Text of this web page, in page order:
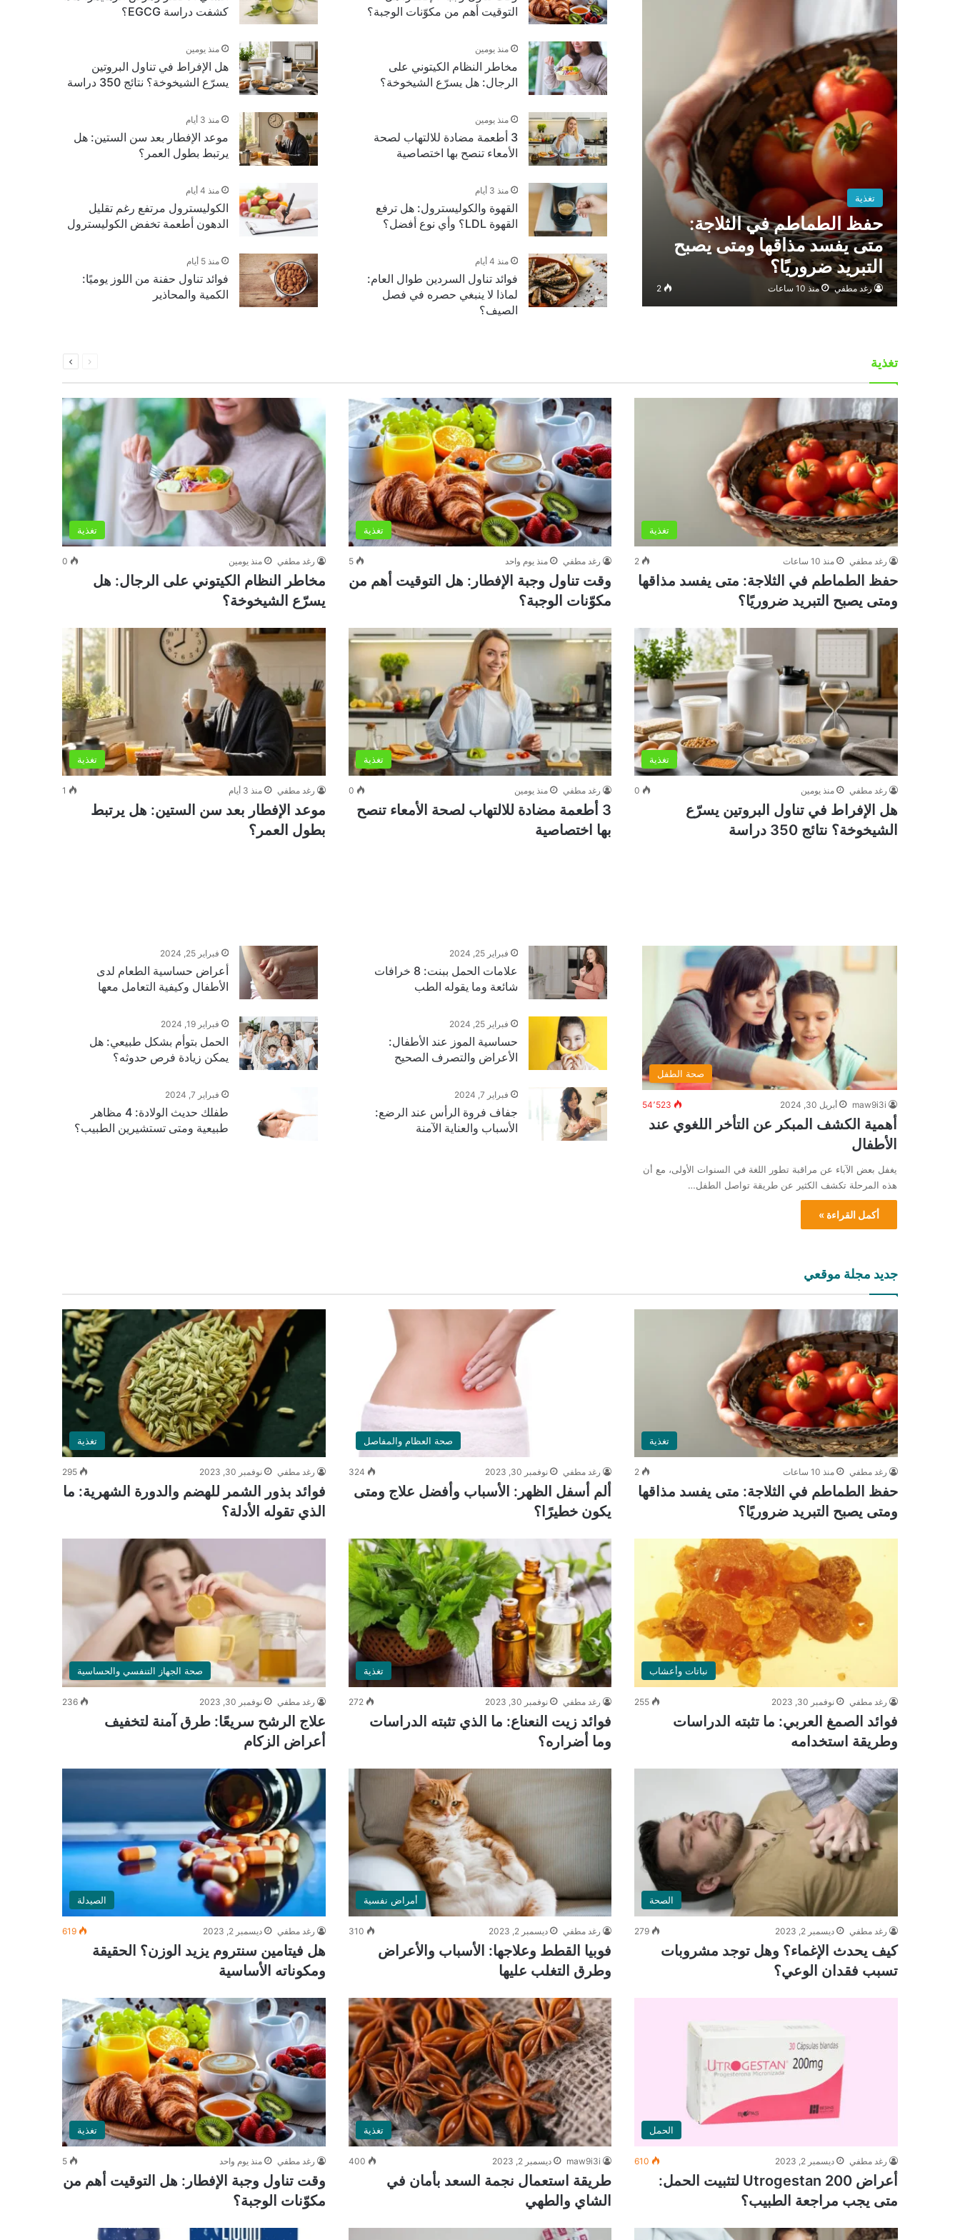
تغذية
حفظ الطماطم في الثلاجة:
متى يفسد مذاقها ومتى يصبح
التبريد ضروريًا؟
رغد مطفي منذ 10 ساعات 2
التوقيت أهم من مكوّنات الوجبة؟
كشفت دراسة EGCG؟
منذ يومين
مخاطر النظام الكيتوني على
الرجال: هل يسرّع الشيخوخة؟
منذ يومين
هل الإفراط في تناول البروتين
يسرّع الشيخوخة؟ نتائج 350 دراسة
منذ يومين
3 أطعمة مضادة للالتهاب لصحة
الأمعاء تنصح بها اختصاصية
منذ 3 أيام
موعد الإفطار بعد سن الستين: هل
يرتبط بطول العمر؟
منذ 3 أيام
القهوة والكوليسترول: هل ترفع
القهوة LDL؟ وأي نوع أفضل؟
منذ 4 أيام
الكوليسترول مرتفع رغم تقليل
الدهون أطعمة تخفض الكوليسترول
منذ 4 أيام
فوائد تناول السردين طوال العام:
لماذا لا ينبغي حصره في فصل
الصيف؟
منذ 5 أيام
فوائد تناول حفنة من اللوز يوميًا:
الكمية والمحاذير
تغذية الصفحةالصفحة
تغذية
رغد مطفي منذ 10 ساعات 2
حفظ الطماطم في الثلاجة: متى يفسد مذاقها
ومتى يصبح التبريد ضروريًا؟
تغذية
رغد مطفي منذ يوم واحد 5
وقت تناول وجبة الإفطار: هل التوقيت أهم من
مكوّنات الوجبة؟
تغذية
رغد مطفي منذ يومين 0
مخاطر النظام الكيتوني على الرجال: هل
يسرّع الشيخوخة؟
تغذية
رغد مطفي منذ يومين 0
هل الإفراط في تناول البروتين يسرّع
الشيخوخة؟ نتائج 350 دراسة
تغذية
رغد مطفي منذ يومين 0
3 أطعمة مضادة للالتهاب لصحة الأمعاء تنصح
بها اختصاصية
تغذية
رغد مطفي منذ 3 أيام 1
موعد الإفطار بعد سن الستين: هل يرتبط
بطول العمر؟
صحة الطفل
maw9i3i أبريل 30, 2024 54٬523
أهمية الكشف المبكر عن التأخر اللغوي عند
الأطفال
يغفل بعض الآباء عن مراقبة تطور اللغة في السنوات الأولى، مع أن
هذه المرحلة تكشف الكثير عن طريقة تواصل الطفل…
أكمل القراءة »
فبراير 25, 2024
علامات الحمل ببنت: 8 خرافات
شائعة وما يقوله الطب
فبراير 25, 2024
أعراض حساسية الطعام لدى
الأطفال وكيفية التعامل معها
فبراير 25, 2024
حساسية الموز عند الأطفال:
الأعراض والتصرف الصحيح
فبراير 19, 2024
الحمل بتوأم بشكل طبيعي: هل
يمكن زيادة فرص حدوثه؟
فبراير 7, 2024
جفاف فروة الرأس عند الرضع:
الأسباب والعناية الآمنة
فبراير 7, 2024
طفلك حديث الولادة: 4 مظاهر
طبيعية ومتى تستشيرين الطبيب؟
جديد مجلة موقعي
تغذية
رغد مطفي منذ 10 ساعات 2
حفظ الطماطم في الثلاجة: متى يفسد مذاقها
ومتى يصبح التبريد ضروريًا؟
صحة العظام والمفاصل
رغد مطفي نوفمبر 30, 2023 324
ألم أسفل الظهر: الأسباب وأفضل علاج ومتى
يكون خطيرًا؟
تغذية
رغد مطفي نوفمبر 30, 2023 295
فوائد بذور الشمر للهضم والدورة الشهرية: ما
الذي تقوله الأدلة؟
نباتات وأعشاب
رغد مطفي نوفمبر 30, 2023 255
فوائد الصمغ العربي: ما تثبته الدراسات
وطريقة استخدامه
تغذية
رغد مطفي نوفمبر 30, 2023 272
فوائد زيت النعناع: ما الذي تثبته الدراسات
وما أضراره؟
صحة الجهاز التنفسي والحساسية
رغد مطفي نوفمبر 30, 2023 236
علاج الرشح سريعًا: طرق آمنة لتخفيف
أعراض الزكام
الصحة
رغد مطفي ديسمبر 2, 2023 279
كيف يحدث الإغماء؟ وهل توجد مشروبات
تسبب فقدان الوعي؟
أمراض نفسية
رغد مطفي ديسمبر 2, 2023 310
فوبيا القطط وعلاجها: الأسباب والأعراض
وطرق التغلب عليها
الصيدلة
رغد مطفي ديسمبر 2, 2023 619
هل فيتامين سنتروم يزيد الوزن؟ الحقيقة
ومكوناته الأساسية
الحمل
رغد مطفي ديسمبر 2, 2023 610
أعراض Utrogestan 200 لتثبيت الحمل:
متى يجب مراجعة الطبيب؟
تغذية
maw9i3i ديسمبر 2, 2023 400
طريقة استعمال نجمة السعد بأمان في
الشاي والطهي
تغذية
رغد مطفي منذ يوم واحد 5
وقت تناول وجبة الإفطار: هل التوقيت أهم من
مكوّنات الوجبة؟